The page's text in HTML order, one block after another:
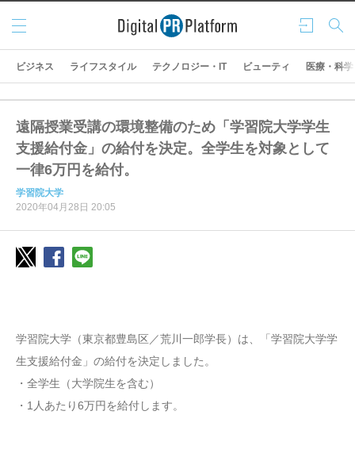
ログ
イン
検索
メニ
ュー
ビジネス ライフスタイル テクノロジー・IT ビューティ 医療・科学
遠隔授業受講の環境整備のため「学習院大学学生
支援給付金」の給付を決定。全学生を対象として
一律6万円を給付。
学習院大学
2020年04月28日 20:05
学習院大学（東京都豊島区／荒川一郎学長）は、「学習院大学学
生支援給付金」の給付を決定しました。
・全学生（大学院生を含む）
・1人あたり6万円を給付します。